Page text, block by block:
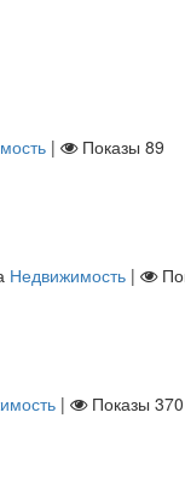
| Показы 89
Недвижимость |
| Показы 370